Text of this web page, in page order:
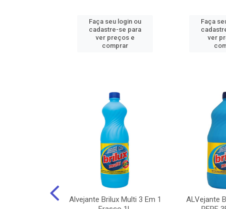
Faça seu login ou
cadastre-se para
ver preços e
comprar
Faça
ver
Alvejante Brilux Multi 3 Em 1
ALVejante